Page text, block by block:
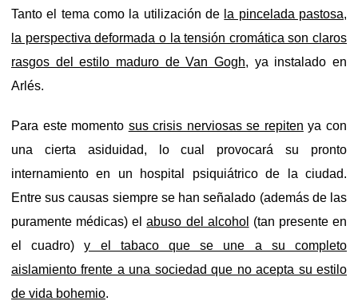
Tanto el tema como la utilización de la pincelada pastosa,
la perspectiva deformada o la tensión cromática son claros
rasgos del estilo maduro de Van Gogh, ya instalado en
Arlés.
Para este momento sus crisis nerviosas se repiten ya con
una cierta asiduidad, lo cual provocará su pronto
internamiento en un hospital psiquiátrico de la ciudad.
Entre sus causas siempre se han señalado (además de las
puramente médicas) elabuso del alcohol (tan presente en
el cuadro)y el tabaco que se une a su completo
aislamiento frente a una sociedad que no acepta su estilo
de vida bohemio.